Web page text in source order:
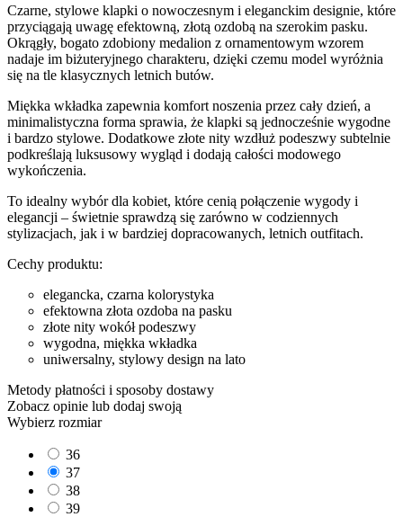
Czarne, stylowe klapki o nowoczesnym i eleganckim designie, które
przyciągają uwagę efektowną, złotą ozdobą na szerokim pasku.
Okrągły, bogato zdobiony medalion z ornamentowym wzorem
nadaje im biżuteryjnego charakteru, dzięki czemu model wyróżnia
się na tle klasycznych letnich butów.
Miękka wkładka zapewnia komfort noszenia przez cały dzień, a
minimalistyczna forma sprawia, że klapki są jednocześnie wygodne
i bardzo stylowe. Dodatkowe złote nity wzdłuż podeszwy subtelnie
podkreślają luksusowy wygląd i dodają całości modowego
wykończenia.
To idealny wybór dla kobiet, które cenią połączenie wygody i
elegancji – świetnie sprawdzą się zarówno w codziennych
stylizacjach, jak i w bardziej dopracowanych, letnich outfitach.
Cechy produktu:
elegancka, czarna kolorystyka
efektowna złota ozdoba na pasku
złote nity wokół podeszwy
wygodna, miękka wkładka
uniwersalny, stylowy design na lato
Metody płatności i sposoby dostawy
Zobacz opinie lub dodaj swoją
Wybierz rozmiar
36
37
38
39